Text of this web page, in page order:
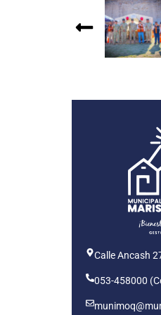
Calle Ancash
053-458000